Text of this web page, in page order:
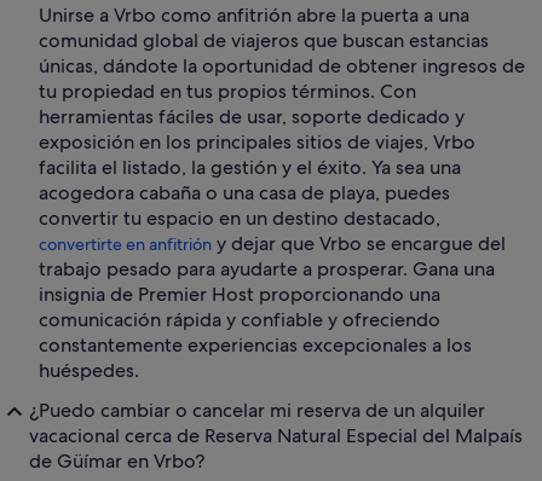
Unirse a Vrbo como anfitrión abre la puerta a una
comunidad global de viajeros que buscan estancias
únicas, dándote la oportunidad de obtener ingresos de
tu propiedad en tus propios términos. Con
herramientas fáciles de usar, soporte dedicado y
exposición en los principales sitios de viajes, Vrbo
facilita el listado, la gestión y el éxito. Ya sea una
acogedora cabaña o una casa de playa, puedes
convertir tu espacio en un destino destacado,
convertirte en anfitrión y dejar que Vrbo se encargue del
trabajo pesado para ayudarte a prosperar. Gana una
insignia de Premier Host proporcionando una
comunicación rápida y confiable y ofreciendo
constantemente experiencias excepcionales a los
huéspedes.
¿Puedo cambiar o cancelar mi reserva de un alquiler
vacacional cerca de Reserva Natural Especial del Malpaís
de Güímar en Vrbo?